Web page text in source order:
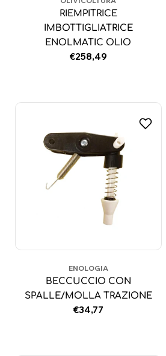
RIEMPITRICE
IMBOTTIGLIATRICE
ENOLMATIC OLIO
Prezzo
€258,49
ENOLOGIA
BECCUCCIO CON
SPALLE/MOLLA TRAZIONE
Prezzo
€34,77